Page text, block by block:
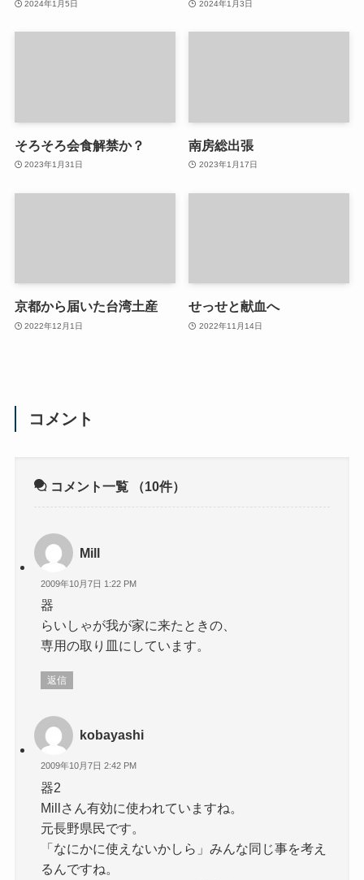
2024年1月5日 2024年1月3日
そろそろ会食解禁か？
2023年1月31日
南房総出張
2023年1月17日
京都から届いた台湾土産
2022年12月1日
せっせと献血へ
2022年11月14日
コメント
コメント一覧 （10件）
Mill
2009年10月7日 1:22 PM
器
らいしゃが我が家に来たときの、
専用の取り皿にしています。
返信
kobayashi
2009年10月7日 2:42 PM
器2
Millさん有効に使われていますね。
元長野県民です。
「なにかに使えないかしら」みんな同じ事を考え
るんですね。